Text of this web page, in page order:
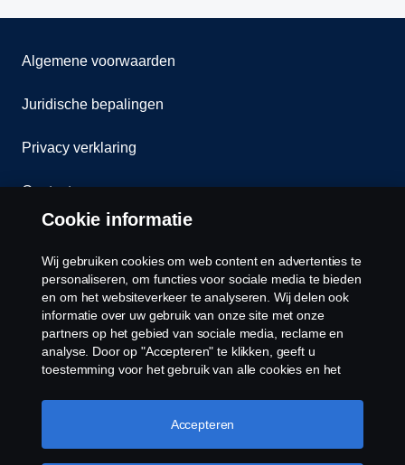
Algemene voorwaarden
Juridische bepalingen
Privacy verklaring
Contact
Cookiebeleid
Cookies
Cookie informatie
Wij gebruiken cookies om web content en advertenties te
personaliseren, om functies voor sociale media te bieden
en om het websiteverkeer te analyseren. Wij delen ook
informatie over uw gebruik van onze site met onze
partners op het gebied van sociale media, reclame en
analyse. Door op "Accepteren" te klikken, geeft u
toestemming voor het gebruik van alle cookies en het
door op "Cookie Instellingen" te klikken en de
categorieën te selecteren die u wilt accepteren. Voor een
Accepteren